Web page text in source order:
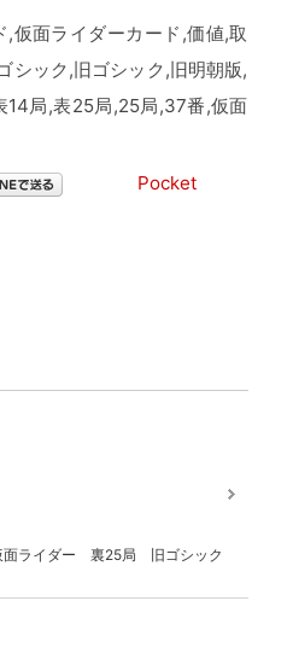
,仮面ライダーカード,価値,取
シック,旧ゴシック,旧明朝版,
14局,表25局,25局,37番,仮面
Pocket
面ライダー 裏25局 旧ゴシック